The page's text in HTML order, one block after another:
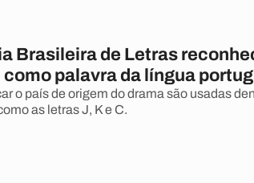
Brasileira de Letras
palavra da língua
o país de origem do drama são usadas
as letras J, K e C.